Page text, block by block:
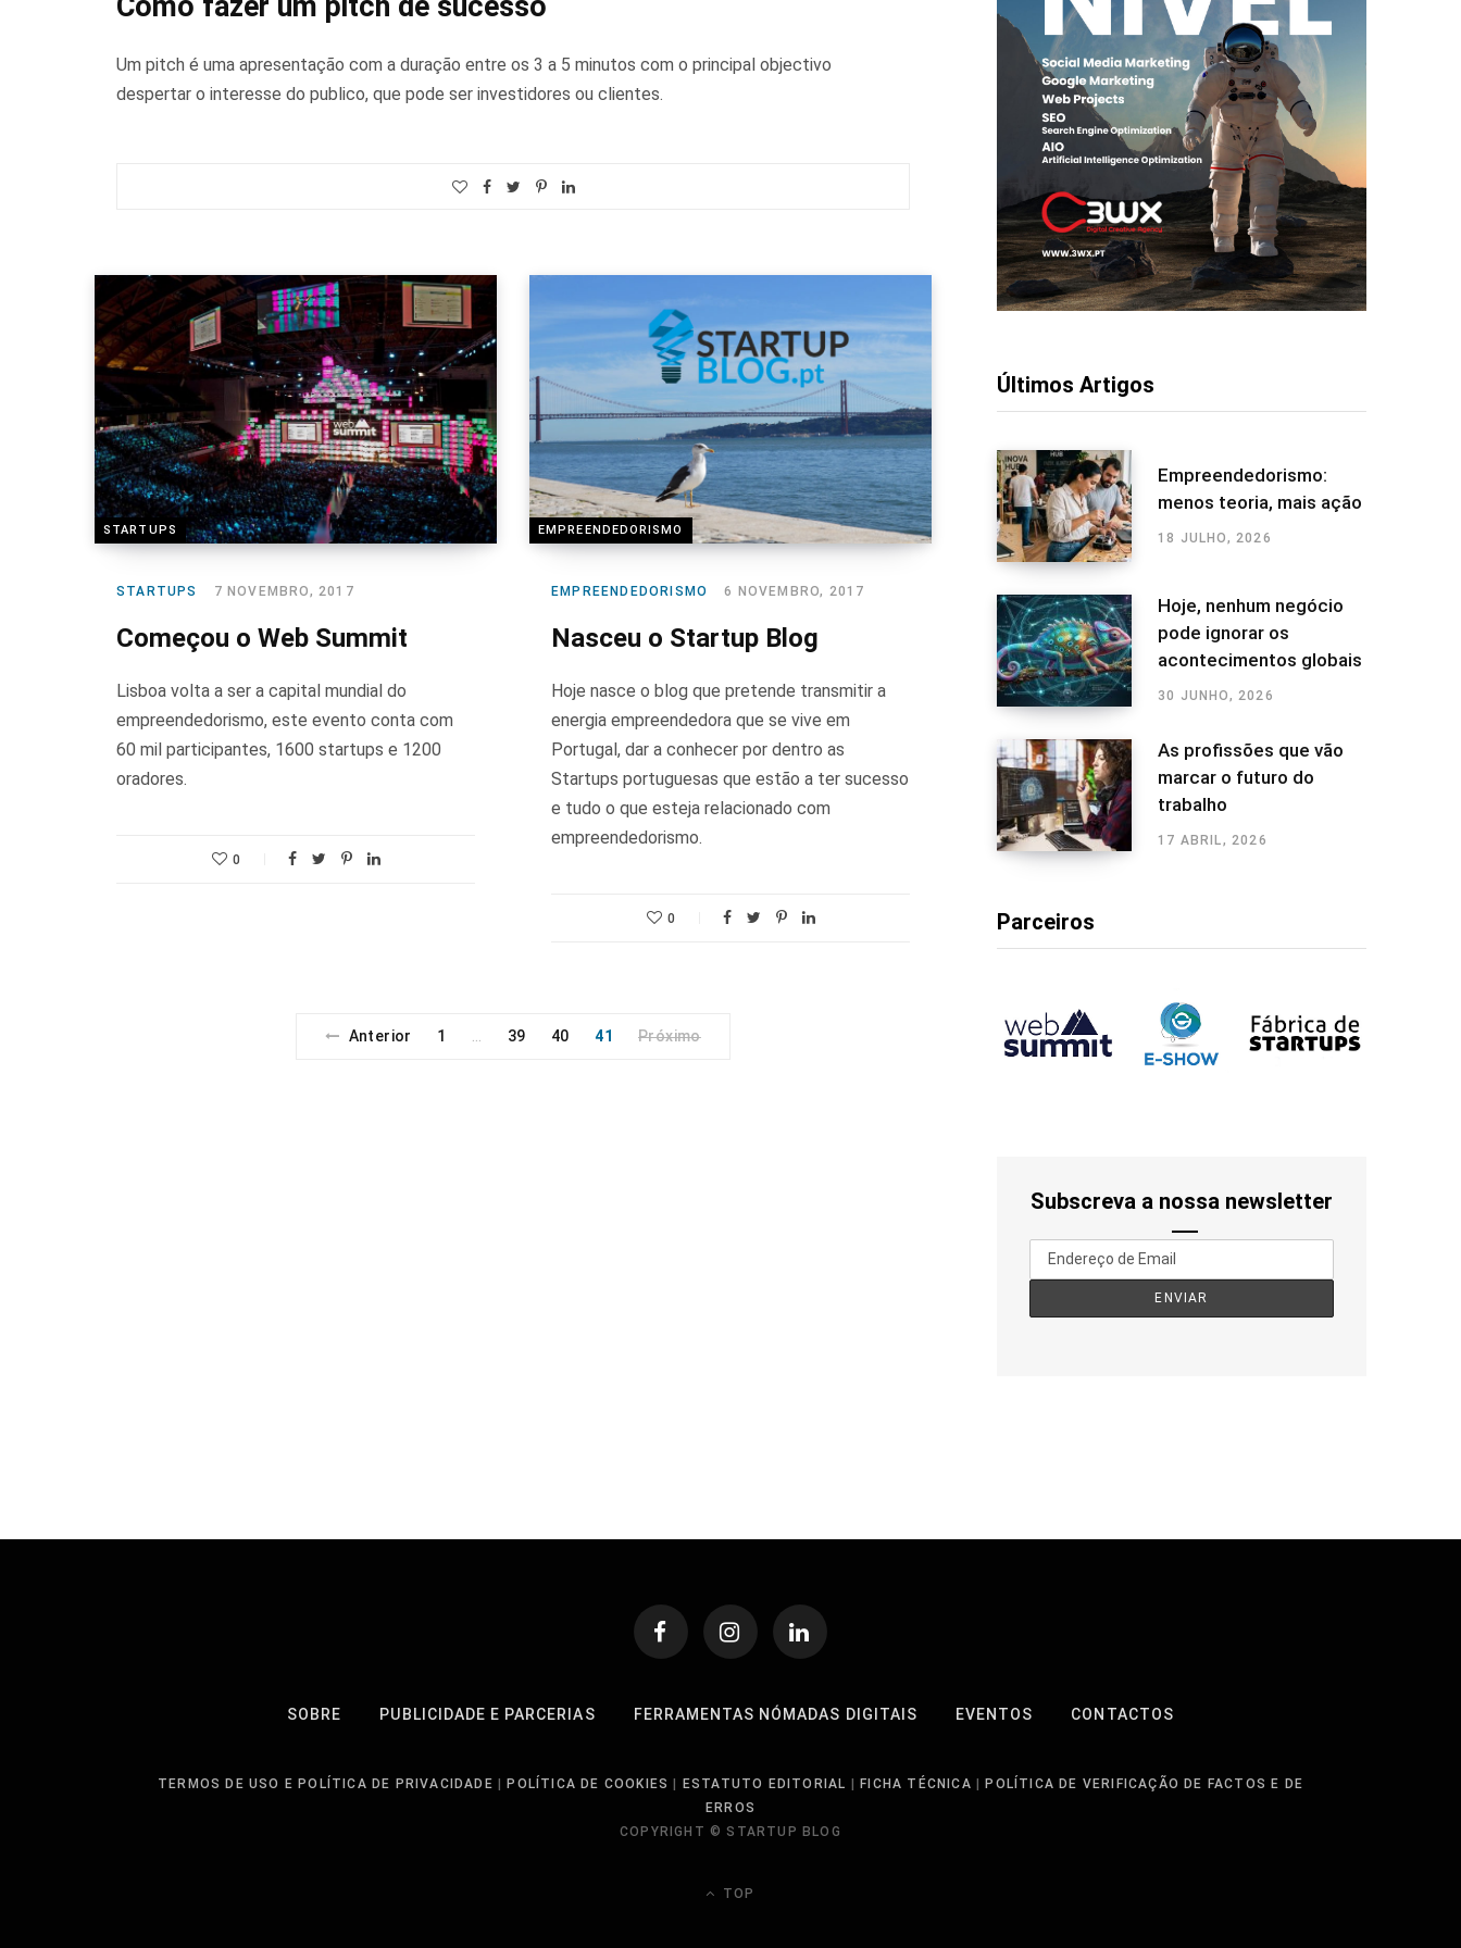
Um pitch é uma apresentação com a duração entre os 3 a 5 minutos com o principal objectivo
despertar o interesse do publico, que pode ser investidores ou clientes.
STARTUPS
STARTUPS 7 NOVEMBRO, 2017
Começou o Web Summit
Lisboa volta a ser a capital mundial do
empreendedorismo, este evento conta com
60 mil participantes, 1600 startups e 1200
oradores.
0
EMPREENDEDORISMO
EMPREENDEDORISMO 6 NOVEMBRO, 2017
Nasceu o Startup Blog
Hoje nasce o blog que pretende transmitir a
energia empreendedora que se vive em
Portugal, dar a conhecer por dentro as
Startups portuguesas que estão a ter sucesso
e tudo o que esteja relacionado com
empreendedorismo.
0
Anterior 1 … 39 40 41 Próximo
Últimos Artigos
Empreendedorismo:
menos teoria, mais ação
18 JULHO, 2026
Hoje, nenhum negócio
pode ignorar os
acontecimentos globais
30 JUNHO, 2026
As profissões que vão
marcar o futuro do
trabalho
17 ABRIL, 2026
Parceiros
Subscreva a nossa newsletter
SOBRE PUBLICIDADE E PARCERIAS FERRAMENTAS NÓMADAS DIGITAIS EVENTOS CONTACTOS
TERMOS DE USO E POLÍTICA DE PRIVACIDADE POLÍTICA DE COOKIES ESTATUTO EDITORIAL FICHA TÉCNICA
POLÍTICA DE VERIFICAÇÃO DE FACTOS E DE
ERROS
COPYRIGHT © STARTUP BLOG
TOP